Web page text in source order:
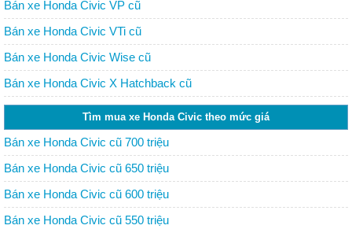
Bán xe Honda Civic VP cũ
Bán xe Honda Civic VTi cũ
Bán xe Honda Civic Wise cũ
Bán xe Honda Civic X Hatchback cũ
Tìm mua xe Honda Civic theo mức giá
Bán xe Honda Civic cũ 700 triệu
Bán xe Honda Civic cũ 650 triệu
Bán xe Honda Civic cũ 600 triệu
Bán xe Honda Civic cũ 550 triệu